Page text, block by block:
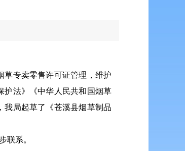
草专卖零售许可证管理，维护
护法》《中华人民共和国烟草
我局起草了《苍溪县烟草制品
联系。